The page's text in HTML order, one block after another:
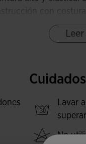
con
Logotipo Joma
Cuidados
Lavar
No